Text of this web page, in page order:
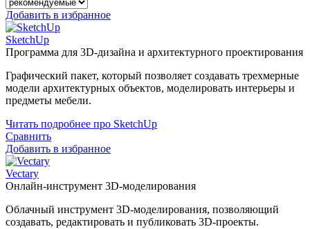
Добавить в избранное
SketchUp
Программа для 3D-дизайна и архитектурного проектирования
Графический пакет, который позволяет создавать трехмерные
модели архитектурных объектов, моделировать интерьеры и
предметы мебели.
Читать подробнее про SketchUp
Сравнить
Добавить в избранное
Vectary
Онлайн-инструмент 3D-моделирования
Облачный инструмент 3D-моделирования, позволяющий
создавать, редактировать и публиковать 3D-проекты.